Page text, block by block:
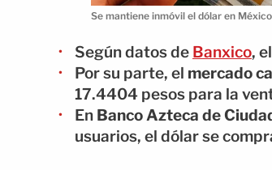
Se mantiene inmóvil el dólar en
Según datos de Banxico,
Por su parte, el mercado
17.4404 pesos para la
En Banco Azteca de
usuarios, el dólar se